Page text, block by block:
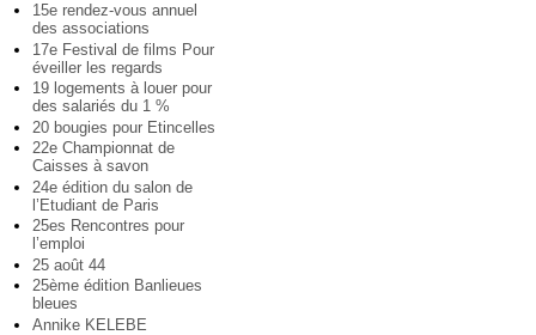
15e rendez-vous annuel
des associations
17e Festival de films Pour
éveiller les regards
19 logements à louer pour
des salariés du 1 %
20 bougies pour Etincelles
22e Championnat de
Caisses à savon
24e édition du salon de
l’Etudiant de Paris
25es Rencontres pour
l’emploi
25 août 44
25ème édition Banlieues
bleues
Annike KELEBE